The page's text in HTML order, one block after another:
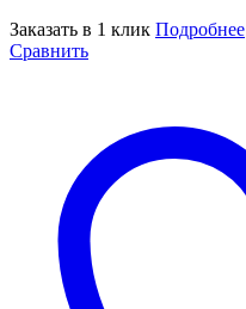
Заказать в 1 клик Подробнее
Сравнить